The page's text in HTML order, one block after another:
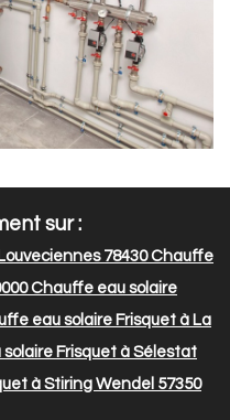
sur :
78430Chauffe
Chauffe eau solaire
eau solaire Frisquet à La
Frisquet à Sélestat
à Stiring Wendel 57350